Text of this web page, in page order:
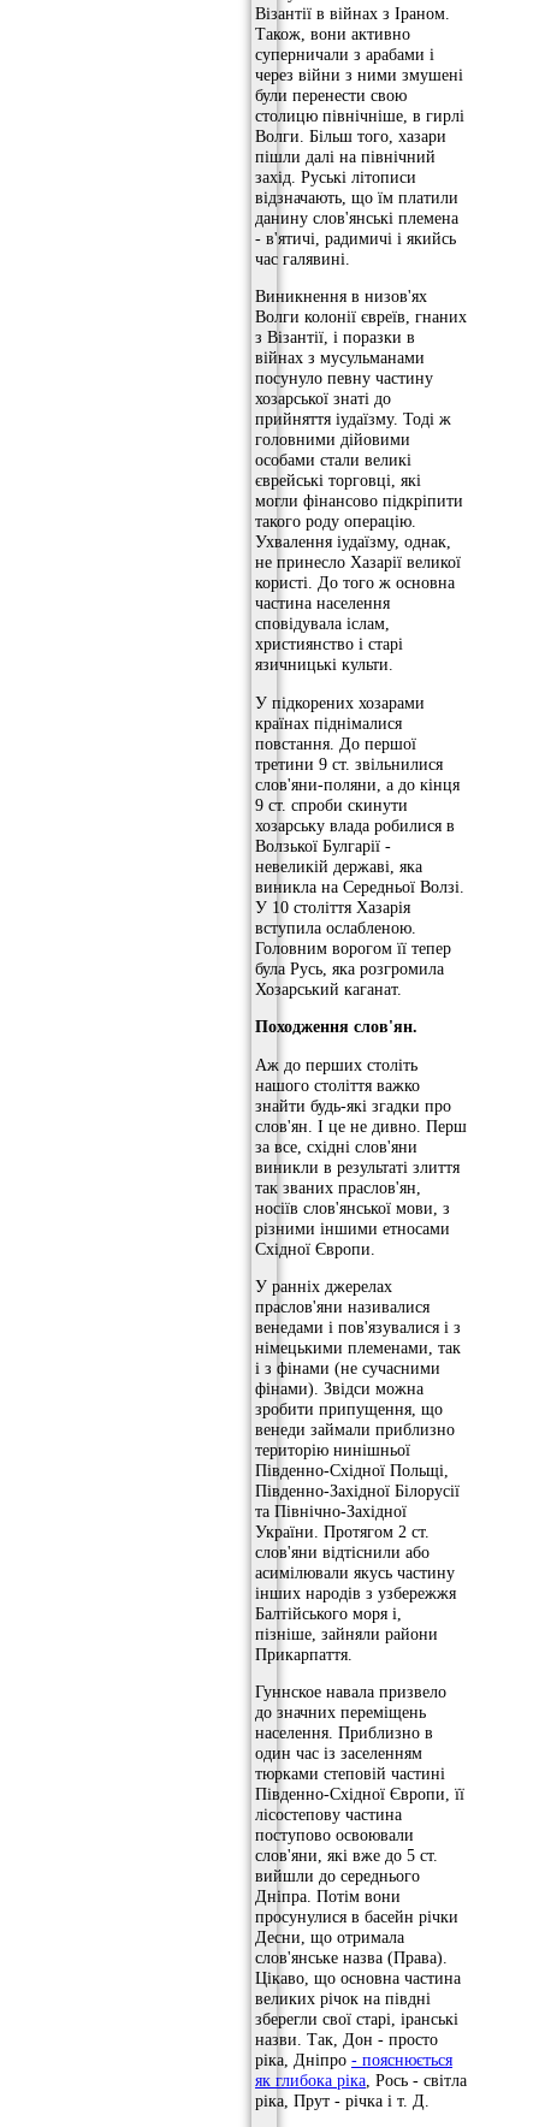
Візантії в війнах з Іраном.
Також, вони активно
суперничали з арабами і
через війни з ними змушені
були перенести свою
столицю північніше, в гирлі
Волги. Більш того, хазари
пішли далі на північний
захід. Руські літописи
відзначають, що їм платили
данину слов'янські племена
- в'ятичі, радимичі і якийсь
час галявині.
Виникнення в низов'ях
Волги колонії євреїв, гнаних
з Візантії, і поразки в
війнах з мусульманами
посунуло певну частину
хозарської знаті до
прийняття іудаїзму. Тоді ж
головними дійовими
особами стали великі
єврейські торговці, які
могли фінансово підкріпити
такого роду операцію.
Ухвалення іудаїзму, однак,
не принесло Хазарії великої
користі. До того ж основна
частина населення
сповідувала іслам,
християнство і старі
язичницькі культи.
У підкорених хозарами
країнах піднімалися
повстання. До першої
третини 9 ст. звільнилися
слов'яни-поляни, а до кінця
9 ст. спроби скинути
хозарську влада робилися в
Волзької Булгарії -
невеликій державі, яка
виникла на Середньої Волзі.
У 10 століття Хазарія
вступила ослабленою.
Головним ворогом її тепер
була Русь, яка розгромила
Хозарський каганат.
Походження слов'ян.
Аж до перших століть
нашого століття важко
знайти будь-які згадки про
слов'ян. І це не дивно. Перш
за все, східні слов'яни
виникли в результаті злиття
так званих праслов'ян,
носіїв слов'янської мови, з
різними іншими етносами
Східної Європи.
У ранніх джерелах
праслов'яни називалися
венедами і пов'язувалися і з
німецькими племенами, так
і з фінами (не сучасними
фінами). Звідси можна
зробити припущення, що
венеди займали приблизно
територію нинішньої
Південно-Східної Польщі,
Південно-Західної Білорусії
та Північно-Західної
України. Протягом 2 ст.
слов'яни відтіснили або
асимілювали якусь частину
інших народів з узбережжя
Балтійського моря і,
пізніше, зайняли райони
Прикарпаття.
Гуннское навала призвело
до значних переміщень
населення. Приблизно в
один час із заселенням
тюрками степовій частині
Південно-Східної Європи, її
лісостепову частина
поступово освоювали
слов'яни, які вже до 5 ст.
вийшли до середнього
Дніпра. Потім вони
просунулися в басейн річки
Десни, що отримала
слов'янське назва (Права).
Цікаво, що основна частина
великих річок на півдні
зберегли свої старі, іранські
назви. Так, Дон - просто
ріка, Дніпро - пояснюється
як глибока ріка, Рось - світла
ріка, Прут - річка і т. Д.